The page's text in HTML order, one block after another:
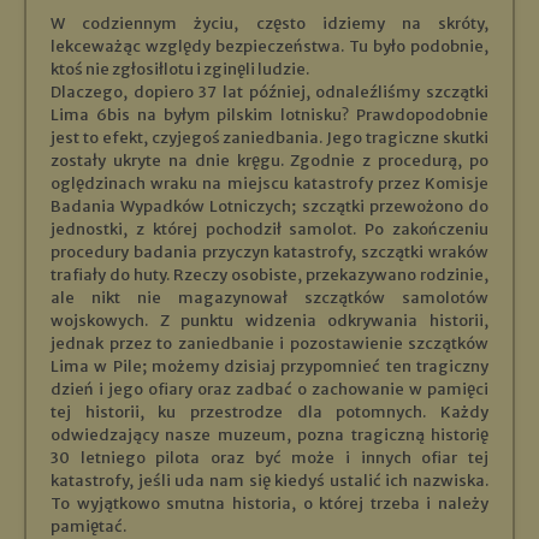
W codziennym życiu, często idziemy na skróty,
lekceważąc względy bezpieczeństwa. Tu było podobnie,
ktoś nie zgłosiłlotu i zginęli ludzie.
Dlaczego, dopiero 37 lat później, odnaleźliśmy szczątki
Lima 6bis na byłym pilskim lotnisku? Prawdopodobnie
jest to efekt, czyjegoś zaniedbania. Jego tragiczne skutki
zostały ukryte na dnie kręgu. Zgodnie z procedurą, po
oględzinach wraku na miejscu katastrofy przez Komisje
Badania Wypadków Lotniczych; szczątki przewożono do
jednostki, z której pochodził samolot. Po zakończeniu
procedury badania przyczyn katastrofy, szczątki wraków
trafiały do huty. Rzeczy osobiste, przekazywano rodzinie,
ale nikt nie magazynował szczątków samolotów
wojskowych. Z punktu widzenia odkrywania historii,
jednak przez to zaniedbanie i pozostawienie szczątków
Lima w Pile; możemy dzisiaj przypomnieć ten tragiczny
dzień i jego ofiary oraz zadbać o zachowanie w pamięci
tej historii, ku przestrodze dla potomnych. Każdy
odwiedzający nasze muzeum, pozna tragiczną historię
30 letniego pilota oraz być może i innych ofiar tej
katastrofy, jeśli uda nam się kiedyś ustalić ich nazwiska.
To wyjątkowo smutna historia, o której trzeba i należy
pamiętać.